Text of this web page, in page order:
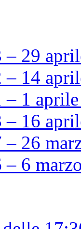
– 29
– 14
– 1
– 16
26
6